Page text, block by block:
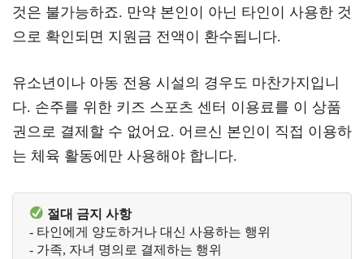
것은 불가능하죠. 만약 본인이 아닌 타인이 사용한 것
으로 확인되면 지원금 전액이 환수됩니다.
유소년이나 아동 전용 시설의 경우도 마찬가지입니
다. 손주를 위한 키즈 스포츠 센터 이용료를 이 상품
권으로 결제할 수 없어요. 어르신 본인이 직접 이용하
는 체육 활동에만 사용해야 합니다.
절대 금지 사항
- 타인에게 양도하거나 대신 사용하는 행위
- 가족, 자녀 명의로 결제하는 행위